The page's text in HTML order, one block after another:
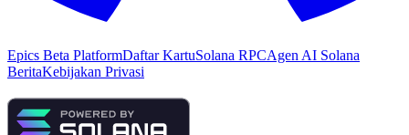
Epics Beta PlatformDaftar KartuSolana RPCAgen AI Solana
BeritaKebijakan Privasi